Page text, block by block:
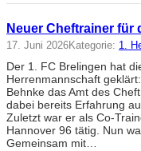
Neuer Cheftrainer für
17. Juni 2026Kategorie: 1.
Der 1. FC Brelingen hat
Herrenmannschaft
Behnke das Amt des
dabei bereits Erfahrung
Zuletzt war er als Co-
Hannover 96 tätig. Nun
Gemeinsam mit…